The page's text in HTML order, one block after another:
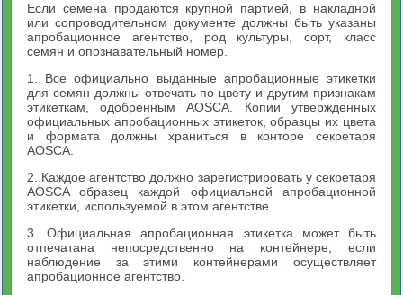
Если семена продаются крупной партией, в накладной
или сопроводительном документе должны быть указаны
апробационное агентство, род культуры, сорт, класс
семян и опознавательный номер.
1. Все официально выданные апробационные этикетки
для семян должны отвечать по цвету и другим признакам
этикеткам, одобренным AOSCA. Копии утвержденных
официальных апробационных этикеток, образцы их цвета
и формата должны храниться в конторе секретаря
AOSCA.
2. Каждое агентство должно зарегистрировать у секретаря
AOSCA образец каждой официальной апробационной
этикетки, используемой в этом агентстве.
3. Официальная апробационная этикетка может быть
отпечатана непосредственно на контейнере, если
наблюдение за этими контейнерами осуществляет
апробационное агентство.